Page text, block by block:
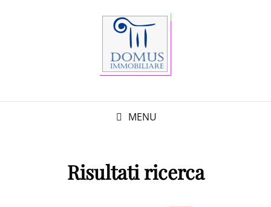
MENU
Risultati ricerca